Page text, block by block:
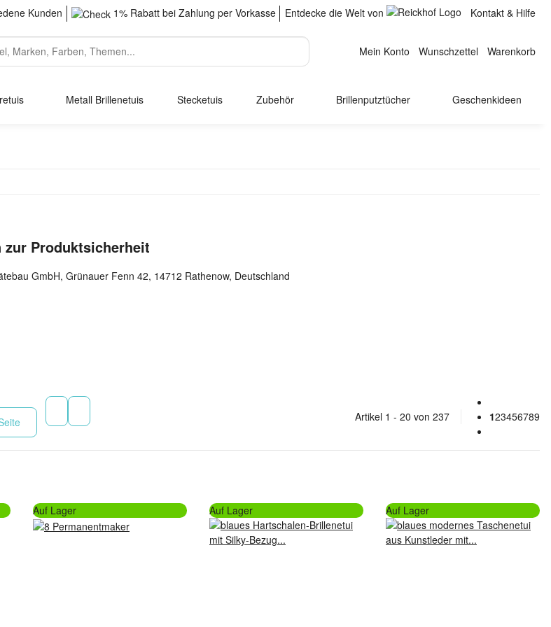
Kontakt & Hilfe
Kunden 1% Rabatt bei Zahlung per Vorkasse Entdecke die Welt von
Mein Konto Wunschzettel Warenkorb
Metall Brillenetuis Stecketuis Zubehör Brillenputztücher Geschenkideen
Produktsicherheit
GmbH, Grünauer Fenn 42, 14712 Rathenow, Deutschland
Artikel 1 - 20 von 237 123456789
Auf Lager Auf Lager Auf Lager